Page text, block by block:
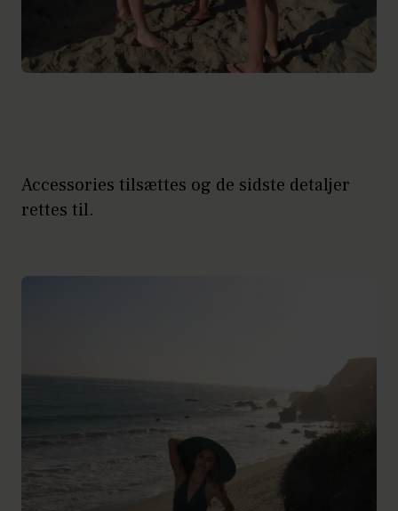
Accessories tilsættes og de sidste detaljer
rettes til.